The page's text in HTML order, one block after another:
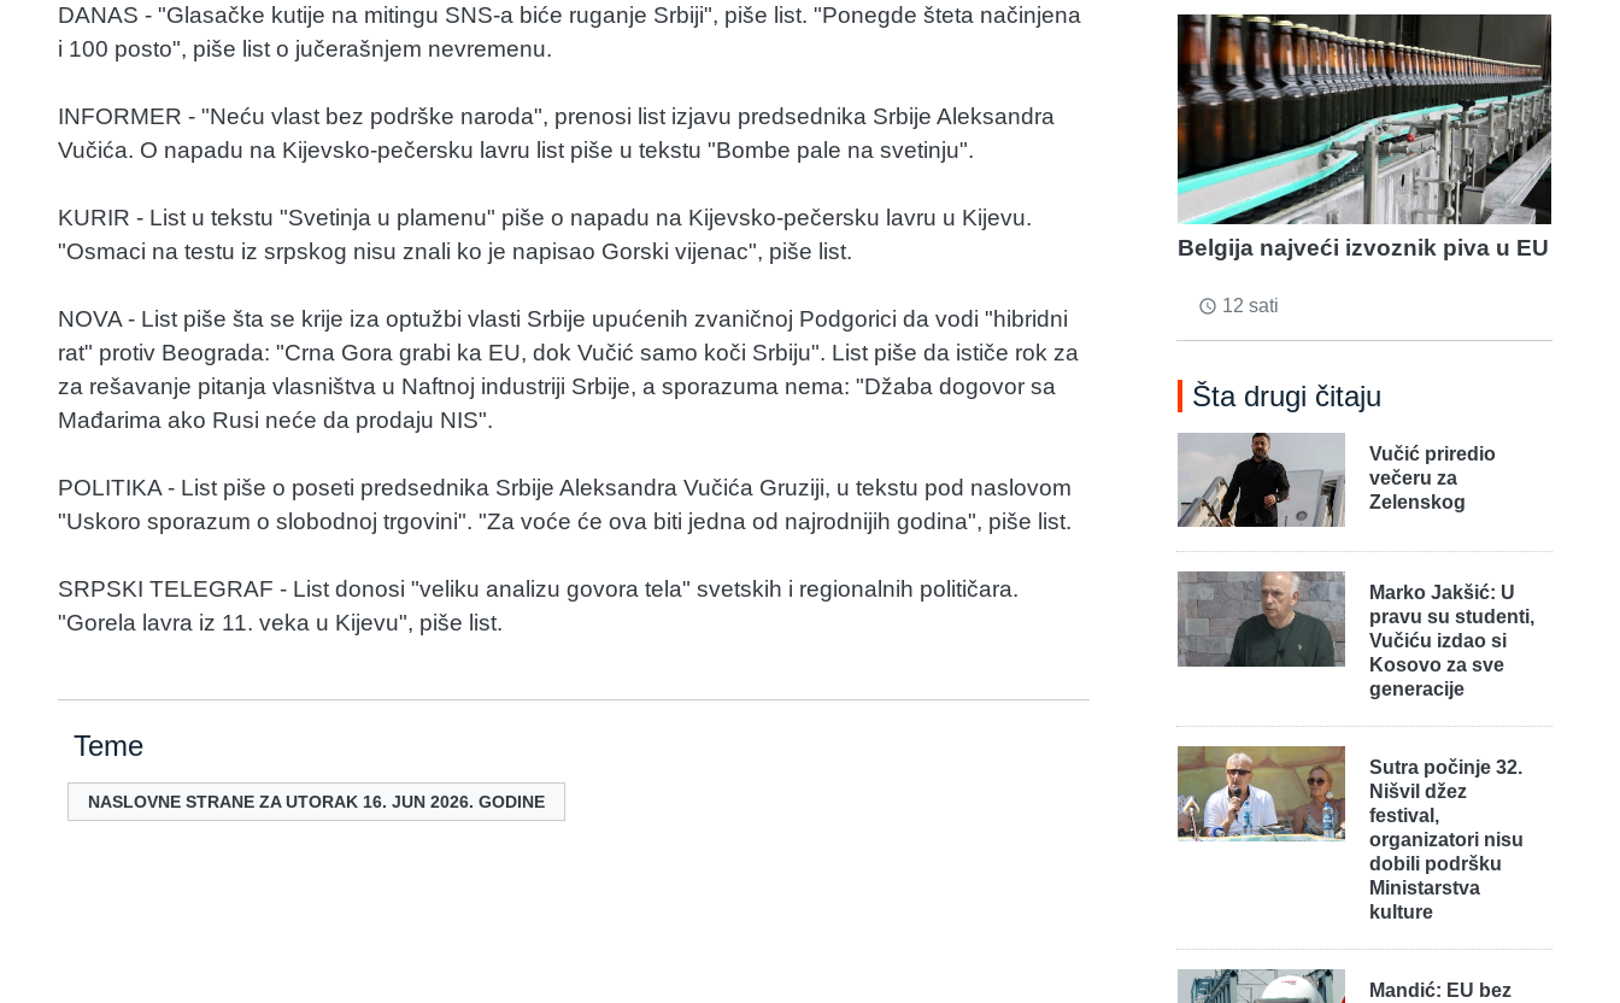
DANAS - "Glasačke kutije na mitingu SNS-a biće ruganje Srbiji", piše list. "Ponegde šteta načinjena
i 100 posto", piše list o jučerašnjem nevremenu.
INFORMER - "Neću vlast bez podrške naroda", prenosi list izjavu predsednika Srbije Aleksandra
Vučića. O napadu na Kijevsko-pečersku lavru list piše u tekstu "Bombe pale na svetinju".
KURIR - List u tekstu "Svetinja u plamenu" piše o napadu na Kijevsko-pečersku lavru u Kijevu.
"Osmaci na testu iz srpskog nisu znali ko je napisao Gorski vijenac", piše list.
NOVA - List piše šta se krije iza optužbi vlasti Srbije upućenih zvaničnoj Podgorici da vodi "hibridni
rat" protiv Beograda: "Crna Gora grabi ka EU, dok Vučić samo koči Srbiju". List piše da ističe rok za
za rešavanje pitanja vlasništva u Naftnoj industriji Srbije, a sporazuma nema: "Džaba dogovor sa
Mađarima ako Rusi neće da prodaju NIS".
POLITIKA - List piše o poseti predsednika Srbije Aleksandra Vučića Gruziji, u tekstu pod naslovom
"Uskoro sporazum o slobodnoj trgovini". "Za voće će ova biti jedna od najrodnijih godina", piše list.
SRPSKI TELEGRAF - List donosi "veliku analizu govora tela" svetskih i regionalnih političara.
"Gorela lavra iz 11. veka u Kijevu", piše list.
Teme
NASLOVNE STRANE ZA UTORAK 16. JUN 2026. GODINE
Belgija najveći izvoznik piva u EU
access_time 12 sati
Šta drugi čitaju
Vučić priredio
večeru za
Zelenskog
Marko Jakšić: U
pravu su studenti,
Vučiću izdao si
Kosovo za sve
generacije
Sutra počinje 32.
Nišvil džez
festival,
organizatori nisu
dobili podršku
Ministarstva
kulture
Mandić: EU bez